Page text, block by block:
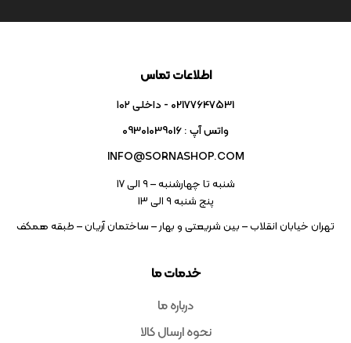
خدمات ما
درباره ما
نحوه ارسال کالا
اطلاعات تماس
02177647531 - داخلی ۱۰۲
واتس آپ : 09301039016
INFO@SORNASHOP.COM
شنبه تا چهارشنبه – ۹ الی 17
پنج شنبه ۹ الی 13
تهران خیابان انقلاب – بین شریعتی و بهار – ساختمان آریان – طبقه همکف